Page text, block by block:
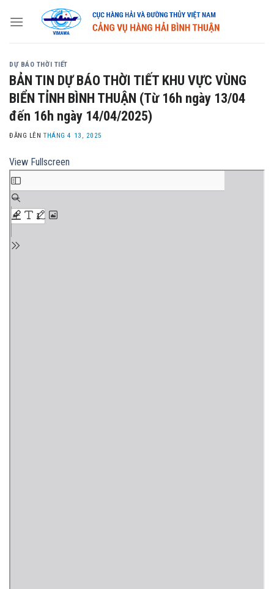
DỰ BÁO THỜI TIẾT
BẢN TIN DỰ BÁO THỜI TIẾT KHU VỰC VÙNG
BIỂN TỈNH BÌNH THUẬN (Từ 16h ngày 13/04
đến 16h ngày 14/04/2025)
ĐĂNG LÊNTHÁNG 4 13, 2025
View Fullscreen